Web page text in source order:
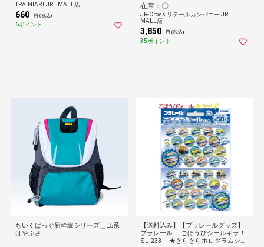
TRAINIART JRE MALL店
660 円 (税込)
6ポイント
在庫：〇
JR-Cross リテールカンパニー JRE
MALL店
3,850 円 (税込)
35ポイント
ちいくばっぐ新幹線シリーズ＿E5系
はやぶさ
【送料込み】【プラレールグッズ】
プラレール ごほうびシールキラ！
SL-233 ★きらきらホログラムシー